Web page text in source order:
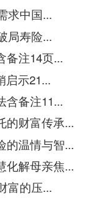
求中国...
局寿险...
备注14页...
启示21...
含备注11...
的财富传承...
的温情与智...
化解母亲焦...
富的压...